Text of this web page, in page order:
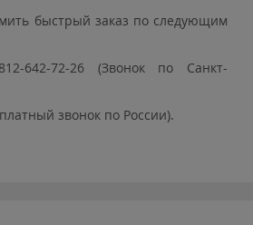
быстрый заказ по следующим
642-72-26 (Звонок по Санкт-
звонок по России).